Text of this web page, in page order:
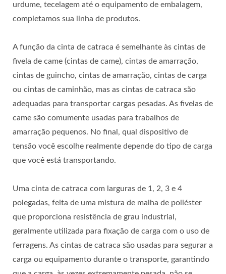
urdume, tecelagem até o equipamento de embalagem,
completamos sua linha de produtos.
A função da cinta de catraca é semelhante às cintas de
fivela de came (cintas de came), cintas de amarração,
cintas de guincho, cintas de amarração, cintas de carga
ou cintas de caminhão, mas as cintas de catraca são
adequadas para transportar cargas pesadas. As fivelas de
came são comumente usadas para trabalhos de
amarração pequenos. No final, qual dispositivo de
tensão você escolhe realmente depende do tipo de carga
que você está transportando.
Uma cinta de catraca com larguras de 1, 2, 3 e 4
polegadas, feita de uma mistura de malha de poliéster
que proporciona resistência de grau industrial,
geralmente utilizada para fixação de carga com o uso de
ferragens. As cintas de catraca são usadas para segurar a
carga ou equipamento durante o transporte, garantindo